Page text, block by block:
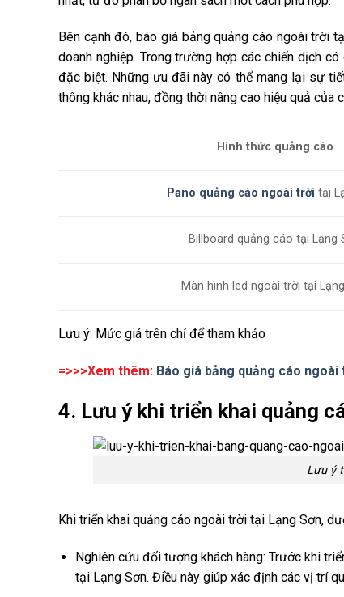
Bên cạnh đó, báo giá bảng quảng cáo ngoài trời
doanh nghiệp. Trong trường hợp các chiến dịch
đặc biệt. Những ưu đãi này có thể mang lại sự
thông khác nhau, đồng thời nâng cao hiệu quả của
Hình thức quảng cáo
Pano quảng cáo ngoài trời tại
Billboard quảng cáo tại Lạng
Màn hình led ngoài trời tại
Lưu ý: Mức giá trên chỉ để tham khảo
=>>>Xem thêm: Báo giá bảng quảng cáo ngoài
4. Lưu ý khi triển khai quảng
Lưu ý
Khi triển khai quảng cáo ngoài trời tại Lạng Sơn,
Nghiên cứu đối tượng khách hàng: Trước khi
tại Lạng Sơn. Điều này giúp xác định các vị trí